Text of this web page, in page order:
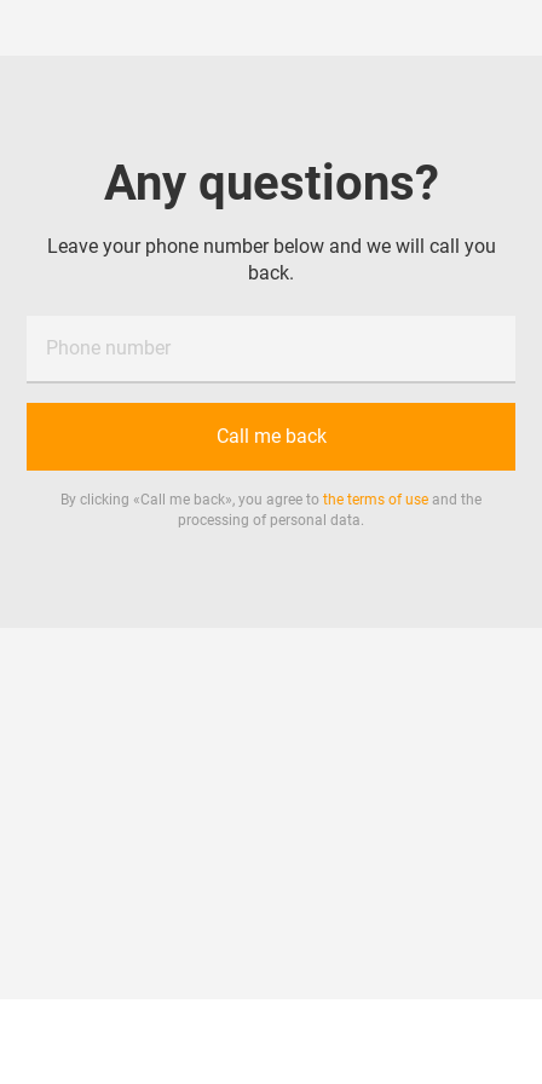
Any questions?
Leave your phone number below and we will call you
back.
Phone number
Call me back
By clicking «Call me back», you agree to the terms of use and the
processing of personal data.